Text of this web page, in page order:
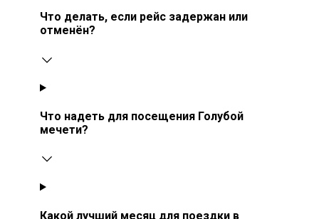
Что делать, если рейс задержан или
отменён?
Что надеть для посещения Голубой
мечети?
Какой лучший месяц для поездки в